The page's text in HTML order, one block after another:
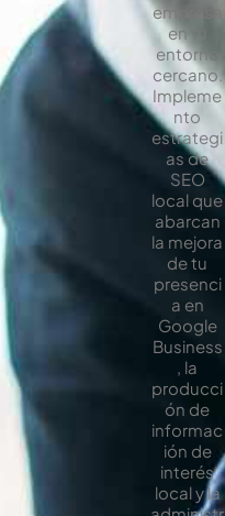
empresa
en tu
entorno
cercano.
Impleme
nto
estrategi
as de
SEO
local que
abarcan
la mejora
de tu
presenci
a en
Google
Business
, la
producci
ón de
informac
ión de
interés
local y la